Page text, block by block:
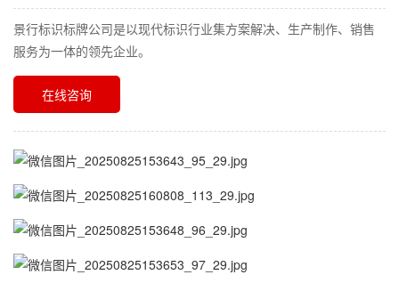
景行标识标牌公司是以现代标识行业集方案解决、生产制作、销售
服务为一体的领先企业。
在线咨询